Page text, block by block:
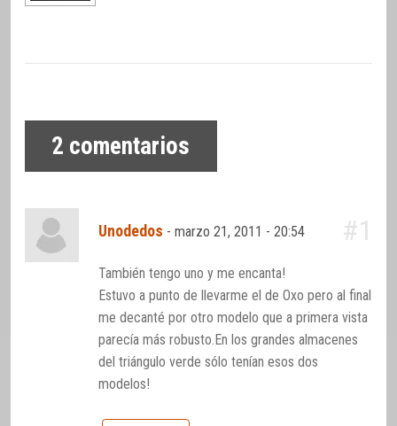
2 comentarios
Unodedos -marzo 21, 2011 - 20:54 #1
También tengo uno y me encanta!
Estuvo a punto de llevarme el de Oxo pero al final
me decanté por otro modelo que a primera vista
parecía más robusto.En los grandes almacenes
del triángulo verde sólo tenían esos dos
modelos!